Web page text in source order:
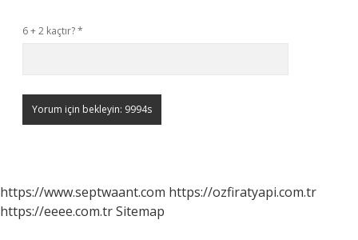
6 + 2 kaçtır?*
https://www.septwaant.com https://ozfiratyapi.com.tr
https://eeee.com.trSitemap